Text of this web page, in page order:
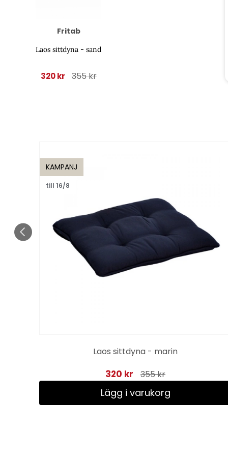
Fritab
Laos sittdyna - sand
320 kr 355 kr
KAMPANJ
till 16/8
Laos sittdyna - marin
320 kr 355 kr
Lägg i varukorg